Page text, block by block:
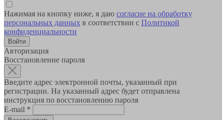
Нажимая на кнопку ниже, я даю согласие на обработку
персональных данных в соответствии с Политикой
конфиденциальности
Авторизация
Восстановление пароля
Введите адрес электронной почты, указанный при
регистрации. На указанный адрес будет отправлена
инструкция по восстановлению пароля
E-mail *